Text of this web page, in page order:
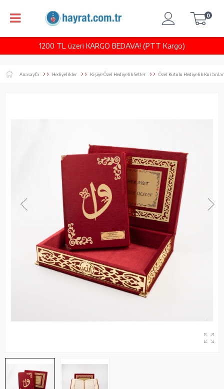
1200 TL üzeri KARGO BEDAVA! (PTT Kargo)
0
Anasayfa Hediyelikler Kişiye Özel Hediyelik Setler Özel Kutulu Hediyelik Kur’anlar